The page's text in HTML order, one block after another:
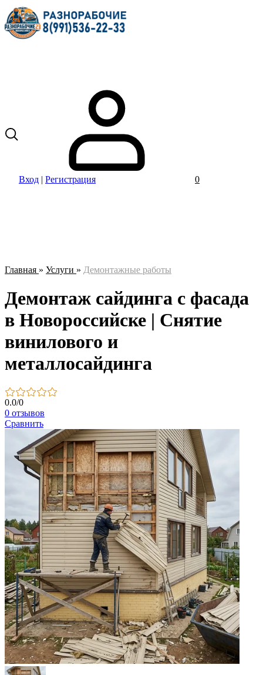
Вход | Регистрация 0
Главная » Услуги » Демонтажные работы
Демонтаж сайдинга с фасада
в Новороссийске | Снятие
винилового и
металлосайдинга
0.0/0
0 отзывов
Сравнить